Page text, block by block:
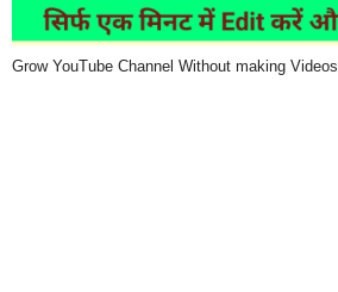
Grow YouTube Channel Without making Videos